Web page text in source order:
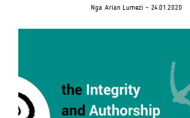
NgaArian Lumezi - 24.01.2020